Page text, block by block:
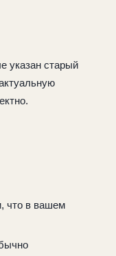
указан старый
что в вашем